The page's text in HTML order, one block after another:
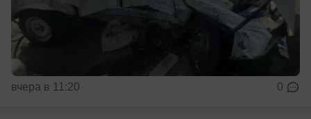
вчера в 11:20 0